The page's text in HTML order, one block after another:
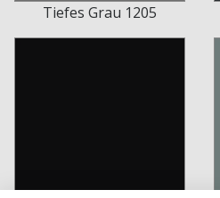
Tiefes Grau 1205